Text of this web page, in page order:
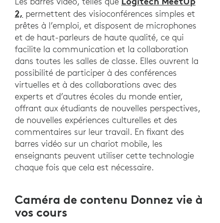
2, permettent des visioconférences simples et
prêtes à l’emploi, et disposent de microphones
et de haut-parleurs de haute qualité, ce qui
facilite la communication et la collaboration
dans toutes les salles de classe. Elles ouvrent la
possibilité de participer à des conférences
virtuelles et à des collaborations avec des
experts et d’autres écoles du monde entier,
offrant aux étudiants de nouvelles perspectives,
de nouvelles expériences culturelles et des
commentaires sur leur travail. En fixant des
barres vidéo sur un chariot mobile, les
enseignants peuvent utiliser cette technologie
chaque fois que cela est nécessaire.
Caméra de contenu Donnez vie à
vos cours